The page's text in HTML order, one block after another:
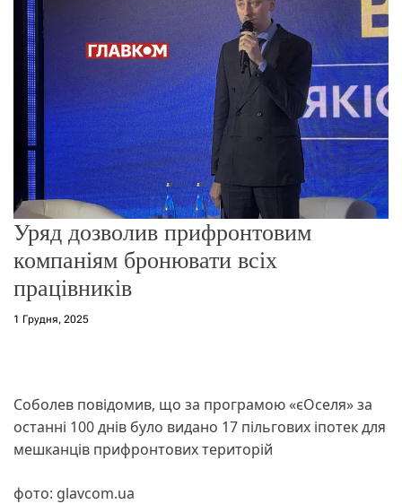
ж
и
м
у
Уряд дозволив прифронтовим
компаніям бронювати всіх
працівників
1 Грудня, 2025
Соболев повідомив, що за програмою «єОселя» за
останні 100 днів було видано 17 пільгових іпотек для
мешканців прифронтових територій
фото: glavcom.ua